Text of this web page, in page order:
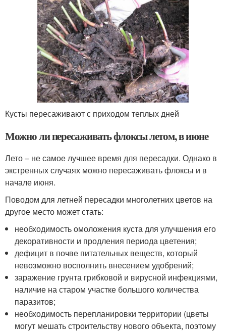
Кусты пересаживают с приходом теплых дней
Можно ли пересаживать флоксы летом, в июне
Лето – не самое лучшее время для пересадки. Однако в
экстренных случаях можно пересаживать флоксы и в
начале июня.
Поводом для летней пересадки многолетних цветов на
другое место может стать:
необходимость омоложения куста для улучшения его
декоративности и продления периода цветения;
дефицит в почве питательных веществ, который
невозможно восполнить внесением удобрений;
заражение грунта грибковой и вирусной инфекциями,
наличие на старом участке большого количества
паразитов;
необходимость перепланировки территории (цветы
могут мешать строительству нового объекта, поэтому